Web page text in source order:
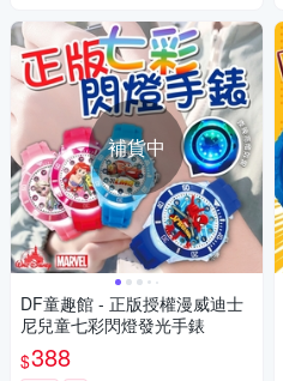
補貨中
DF童趣館 - 正版授權漫威迪士
尼兒童七彩閃燈發光手錶
$388